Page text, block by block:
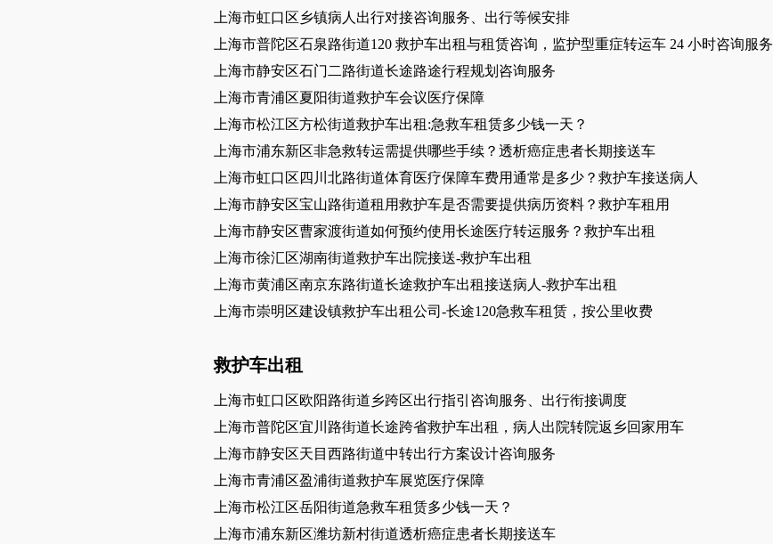
上海市虹口区乡镇病人出行对接咨询服务、出行等候安排
上海市普陀区石泉路街道120 救护车出租与租赁咨询，监护型重症转运车 24 小时咨询服务
上海市静安区石门二路街道长途路途行程规划咨询服务
上海市青浦区夏阳街道救护车会议医疗保障
上海市松江区方松街道救护车出租:急救车租赁多少钱一天？
上海市浦东新区非急救转运需提供哪些手续？透析癌症患者长期接送车
上海市虹口区四川北路街道体育医疗保障车费用通常是多少？救护车接送病人
上海市静安区宝山路街道租用救护车是否需要提供病历资料？救护车租用
上海市静安区曹家渡街道如何预约使用长途医疗转运服务？救护车出租
上海市徐汇区湖南街道救护车出院接送-救护车出租
上海市黄浦区南京东路街道长途救护车出租接送病人-救护车出租
上海市崇明区建设镇救护车出租公司-长途120急救车租赁，按公里收费
救护车出租
上海市虹口区欧阳路街道乡跨区出行指引咨询服务、出行衔接调度
上海市普陀区宜川路街道长途跨省救护车出租，病人出院转院返乡回家用车
上海市静安区天目西路街道中转出行方案设计咨询服务
上海市青浦区盈浦街道救护车展览医疗保障
上海市松江区岳阳街道急救车租赁多少钱一天？
上海市浦东新区潍坊新村街道透析癌症患者长期接送车